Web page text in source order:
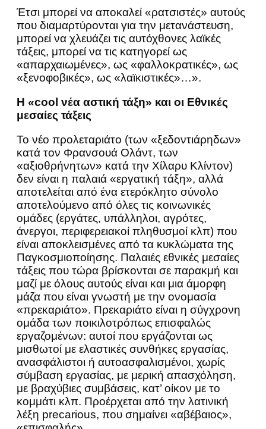
Έτσι μπορεί να αποκαλεί «ρατσιστές» αυτούς
που διαμαρτύρονται για την μετανάστευση,
μπορεί να χλευάζει τις αυτόχθονες λαϊκές
τάξεις, μπορεί να τις κατηγορεί ως
«απαρχαιωμένες», ως «φαλλοκρατικές», ως
«ξενοφοβικές», ως «λαϊκιστικές»…».
Η «cool νέα αστική τάξη» και οι Εθνικές
μεσαίες τάξεις
Το νέο προλεταριάτο (των «ξεδοντιάρηδων»
κατά τον Φρανσουά Ολάντ, των
«αξιοθρήνητων» κατά την Χίλαρυ Κλίντον)
δεν είναι η παλαιά «εργατική τάξη», αλλά
αποτελείται από ένα ετερόκλητο σύνολο
αποτελούμενο από όλες τις κοινωνικές
ομάδες (εργάτες, υπάλληλοι, αγρότες,
άνεργοι, περιφερειακοί πληθυσμοί κλπ) που
είναι αποκλεισμένες από τα κυκλώματα της
Παγκοσμιοποίησης. Παλαιές εθνικές μεσαίες
τάξεις που τώρα βρίσκονται σε παρακμή και
μαζί με όλους αυτούς είναι και μια άμορφη
μάζα που είναι γνωστή με την ονομασία
«πρεκαριάτο». Πρεκαριάτο είναι η σύγχρονη
ομάδα των ποικιλοτρόπως επισφαλώς
εργαζομένων: αυτοί που εργάζονται ως
μισθωτοί με ελαστικές συνθήκες εργασίας,
ανασφάλιστοι ή αυτοασφαλισμένοι, χωρίς
σύμβαση εργασίας, με μερική απασχόληση,
με βραχύβιες συμβάσεις, κατ’ οίκον με το
κομμάτι κλπ. Προέρχεται από την λατινική
λέξη precarious, που σημαίνει «αβέβαιος»,